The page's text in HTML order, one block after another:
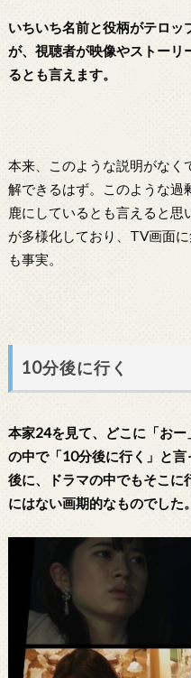
いちいち名前と役柄がテロッ
が、視聴者が映像やストーリ
るとも言えます。
本来、このような説明がなく
解できるはず。このような過
鹿にしているとも言えると
が多様化しており、TV画面
も事実。
10分後に行く
本家24を見て、どこに「お
の中で「10分後に行く」と
後に、ドラマの中でもそこに
にはない画期的なものでした。